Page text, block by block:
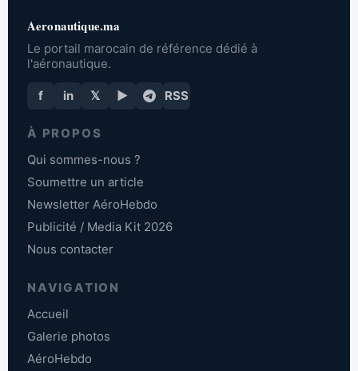
Aeronautique.ma
Le portail marocain de référence dédié à
l'aéronautique.
f in 𝕏 ▶ RSS
À PROPOS
Qui sommes-nous ?
Soumettre un article
Newsletter AéroHebdo
Publicité / Media Kit 2026
Nous contacter
NAVIGATION
Accueil
Galerie photos
AéroHebdo